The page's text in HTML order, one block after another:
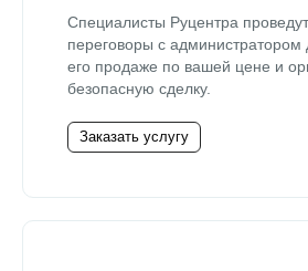
Специалисты Руцентра проведут
переговоры с
его продаже по вашей цене и
безопасную сделку.
Заказать услугу